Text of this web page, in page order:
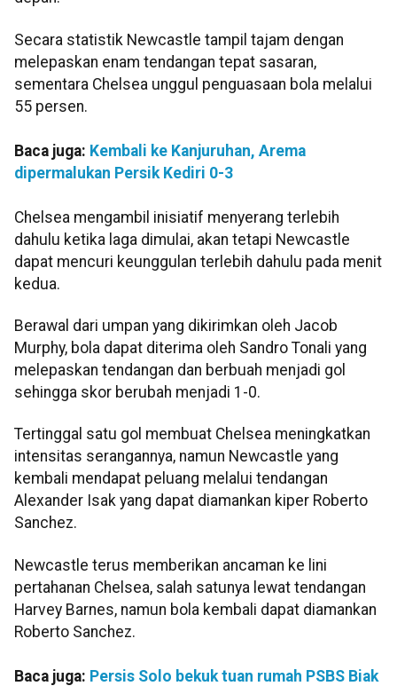
Secara statistik Newcastle tampil tajam dengan
melepaskan enam tendangan tepat sasaran,
sementara Chelsea unggul penguasaan bola melalui
55 persen.
Baca juga: Kembali ke Kanjuruhan, Arema
dipermalukan Persik Kediri 0-3
Chelsea mengambil inisiatif menyerang terlebih
dahulu ketika laga dimulai, akan tetapi Newcastle
dapat mencuri keunggulan terlebih dahulu pada menit
kedua.
Berawal dari umpan yang dikirimkan oleh Jacob
Murphy, bola dapat diterima oleh Sandro Tonali yang
melepaskan tendangan dan berbuah menjadi gol
sehingga skor berubah menjadi 1-0.
Tertinggal satu gol membuat Chelsea meningkatkan
intensitas serangannya, namun Newcastle yang
kembali mendapat peluang melalui tendangan
Alexander Isak yang dapat diamankan kiper Roberto
Sanchez.
Newcastle terus memberikan ancaman ke lini
pertahanan Chelsea, salah satunya lewat tendangan
Harvey Barnes, namun bola kembali dapat diamankan
Roberto Sanchez.
Baca juga: Persis Solo bekuk tuan rumah PSBS Biak